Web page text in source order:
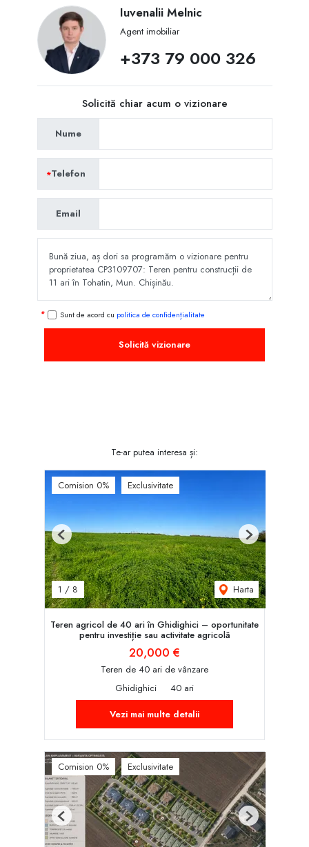
Iuvenalii Melnic
Agent imobiliar
+373 79 000 326
Solicită chiar acum o vizionare
Nume
Telefon
Email
Sunt de acord cu politica de confidențialitate
Solicită vizionare
Te-ar putea interesa și:
Comision 0% Exclusivitate
1 / 8 Harta
Previous Next
Teren agricol de 40 ari în Ghidighici – oportunitate
pentru investiție sau activitate agricolă
20,000 €
Teren de 40 ari de vânzare
Ghidighici
40 ari
Vezi mai multe detalii
Comision 0% Exclusivitate
Previous Next